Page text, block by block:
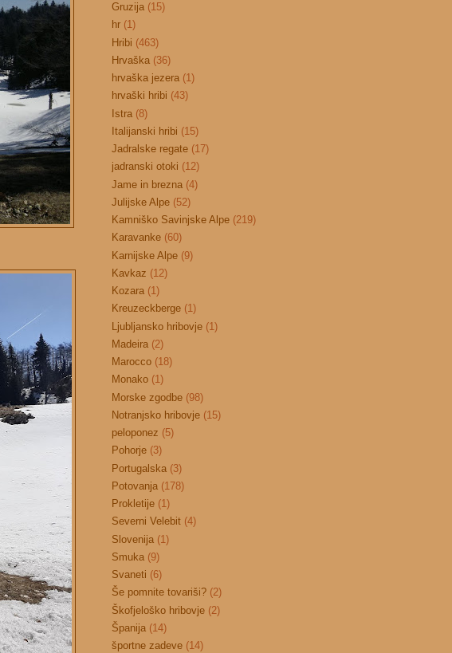
Gruzija (15)
hr (1)
Hribi (463)
Hrvaška (36)
hrvaška jezera (1)
hrvaški hribi (43)
Istra (8)
Italijanski hribi (15)
Jadralske regate (17)
jadranski otoki (12)
Jame in brezna (4)
Julijske Alpe (52)
Kamniško Savinjske Alpe (219)
Karavanke (60)
Karnijske Alpe (9)
Kavkaz (12)
Kozara (1)
Kreuzeckberge (1)
Ljubljansko hribovje (1)
Madeira (2)
Marocco (18)
Monako (1)
Morske zgodbe (98)
Notranjsko hribovje (15)
peloponez (5)
Pohorje (3)
Portugalska (3)
Potovanja (178)
Prokletije (1)
Severni Velebit (4)
Slovenija (1)
Smuka (9)
Svaneti (6)
Še pomnite tovariši? (2)
Škofjeloško hribovje (2)
Španija (14)
športne zadeve (14)